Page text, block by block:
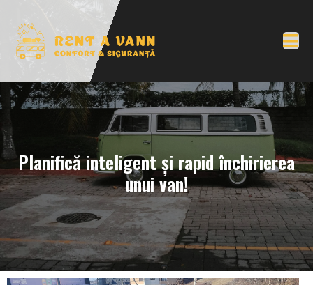
Planifică inteligent și rapid închirierea
unui van!